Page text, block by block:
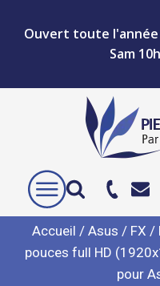
Ouvert toute l'année
Sam
Accueil / Asus / FX /
pouces full HD
pour